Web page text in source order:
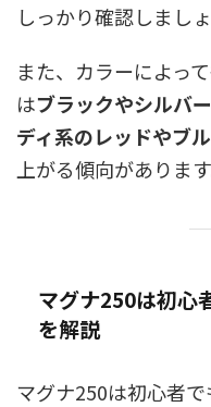
しっかり確認しましょ
また、カラーによっ
はブラックやシルバー
ディ系のレッドやブ
上がる傾向があります
マグナ250は初心
を解説
マグナ250は初心者